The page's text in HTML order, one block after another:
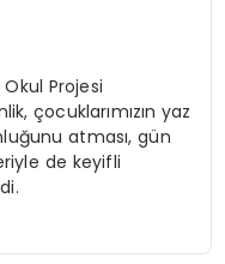
Projesi
çocuklarımızın yaz
atması, gün
de keyifli